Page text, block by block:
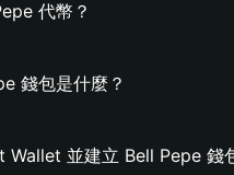
代幣？
錢包是什麼？
Wallet 並建立 Bell Pepe 錢